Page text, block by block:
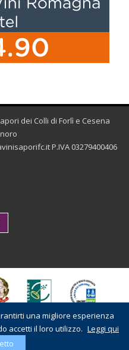
dei Colli di Forlì e Cesena
P.IVA 03279400406
una migliore esperienza
accetti il loro utilizzo. Leggi qui